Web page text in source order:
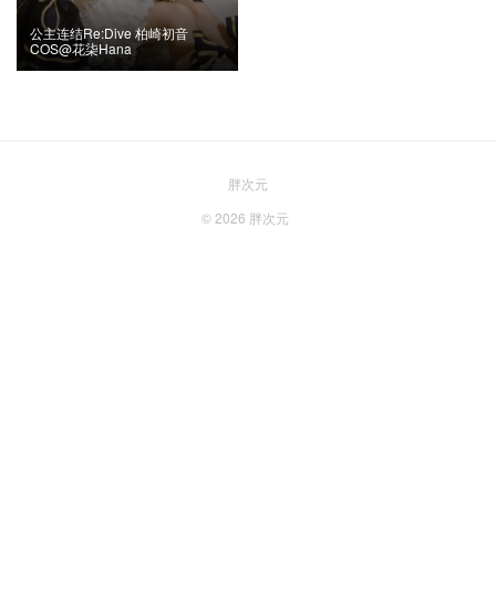
公主连结Re:Dive 柏崎初音
COS@花柒Hana
胖次元
© 2026 胖次元